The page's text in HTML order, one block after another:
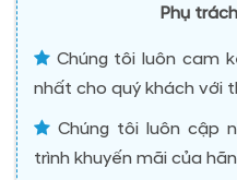
Phụ
Chúng tôi luôn cam
nhất cho quý khách với
Chúng tôi luôn cập
trình khuyến mãi của